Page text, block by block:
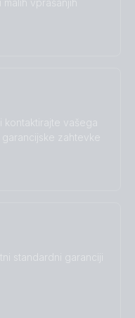
vprašanjih
kontaktirajte vašega
zahtevke
standardni garanciji